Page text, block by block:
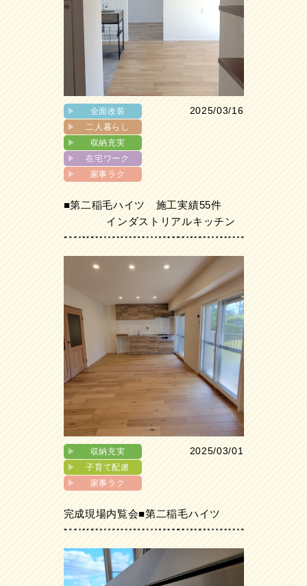
▶︎
全面改装
▶︎
二人暮らし
▶︎
収納充実
▶︎
在宅ワーク
▶︎
家事ラク
2025/03/16
■第二稲毛ハイツ 施工実績55件
インダストリアルキッチン
▶︎
収納充実
▶︎
子育て配慮
▶︎
家事ラク
2025/03/01
完成現場内覧会■第二稲毛ハイツ